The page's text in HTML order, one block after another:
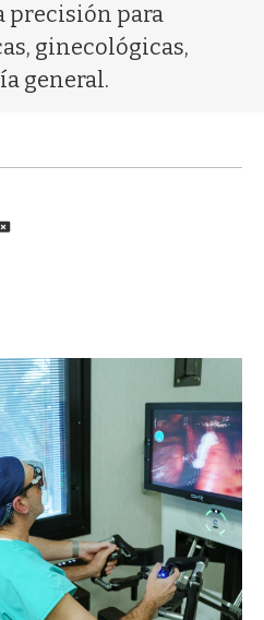
precisión para
ginecológicas,
general.